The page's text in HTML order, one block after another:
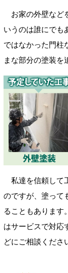
お家の外壁など
いうのは誰にでも
ではなかった門柱
まな部分の塗装を
私達を信頼して
のですが、塗って
ることもあります
はサービスで対応
どにご相談くださ